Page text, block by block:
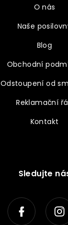
O nás
Naše
Blog
Obchodní
Odstoupení od
Reklamační
Kontakt
Sledujte